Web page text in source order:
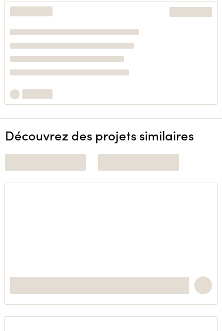
Découvrez des projets similaires